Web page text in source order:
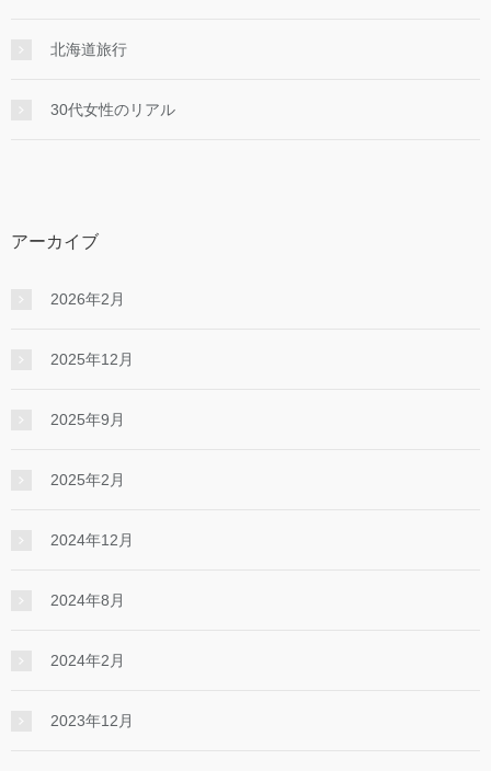
北海道旅行
30代女性のリアル
アーカイブ
2026年2月
2025年12月
2025年9月
2025年2月
2024年12月
2024年8月
2024年2月
2023年12月